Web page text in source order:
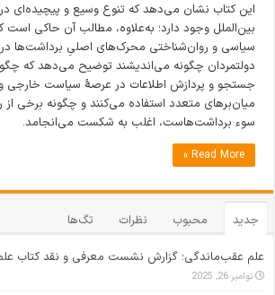
این کتاب نشان می‌دهد که تنوع وسیع و پیچیده‌ای در
بین‌الملل وجود دارد؛ به‌علاوه، مطالب آن حاکی است
سیاسی و روان‌شناختی محرک‌های اصلیِ برداشت‌ها در
دولتمردان چگونه می‌اندیشند توضیح می‌دهد که
جستجو و پردازش اطلاعات در عرصۀ سیاست خارجی
میان‌برهای متعدد استفاده می‌کنند و چگونه برخی از
سوء برداشت‌هاست، اغلب به شکست می‌انجامد.
Read More »
جدید محبوب نظرات تگ‌ها
علم عقب‌ماندگی؛ گزارش نشست معرفی و نقد کتاب
نوامبر 26, 2025